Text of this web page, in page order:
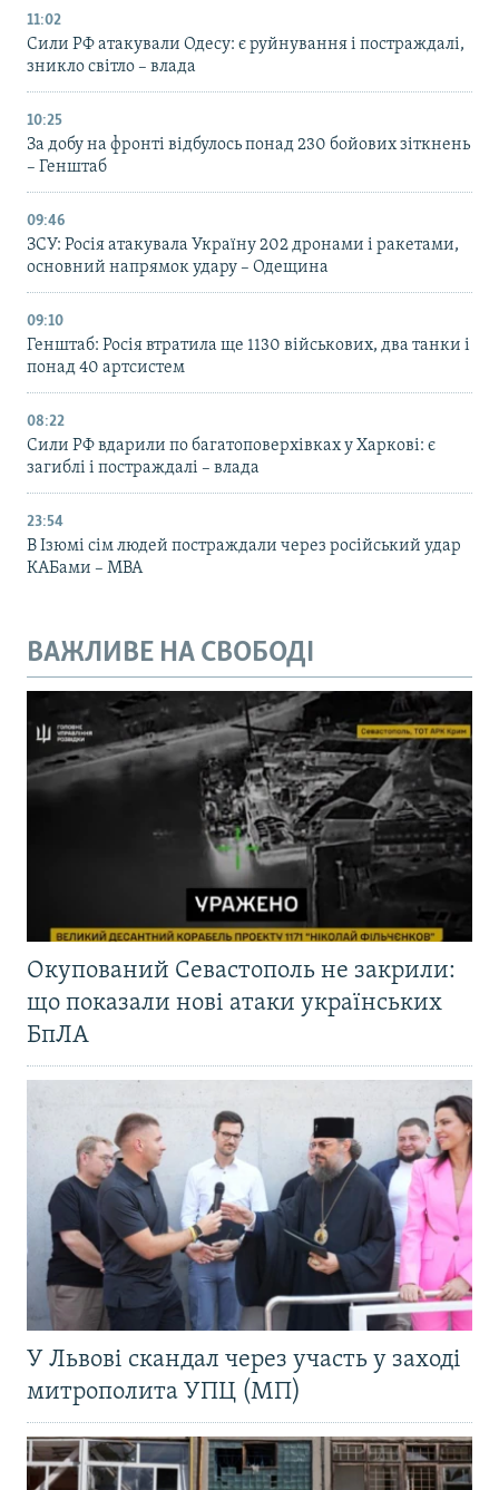
11:02
Сили РФ атакували Одесу: є руйнування і постраждалі,
зникло світло – влада
10:25
За добу на фронті відбулось понад 230 бойових зіткнень
– Генштаб
09:46
ЗСУ: Росія атакувала Україну 202 дронами і ракетами,
основний напрямок удару – Одещина
09:10
Генштаб: Росія втратила ще 1130 військових, два танки і
понад 40 артсистем
08:22
Сили РФ вдарили по багатоповерхівках у Харкові: є
загиблі і постраждалі – влада
23:54
В Ізюмі сім людей постраждали через російський удар
КАБами – МВА
ВАЖЛИВЕ НА СВОБОДІ
Окупований Севастополь не закрили:
що показали нові атаки українських
БпЛА
У Львові скандал через участь у заході
митрополита УПЦ (МП)